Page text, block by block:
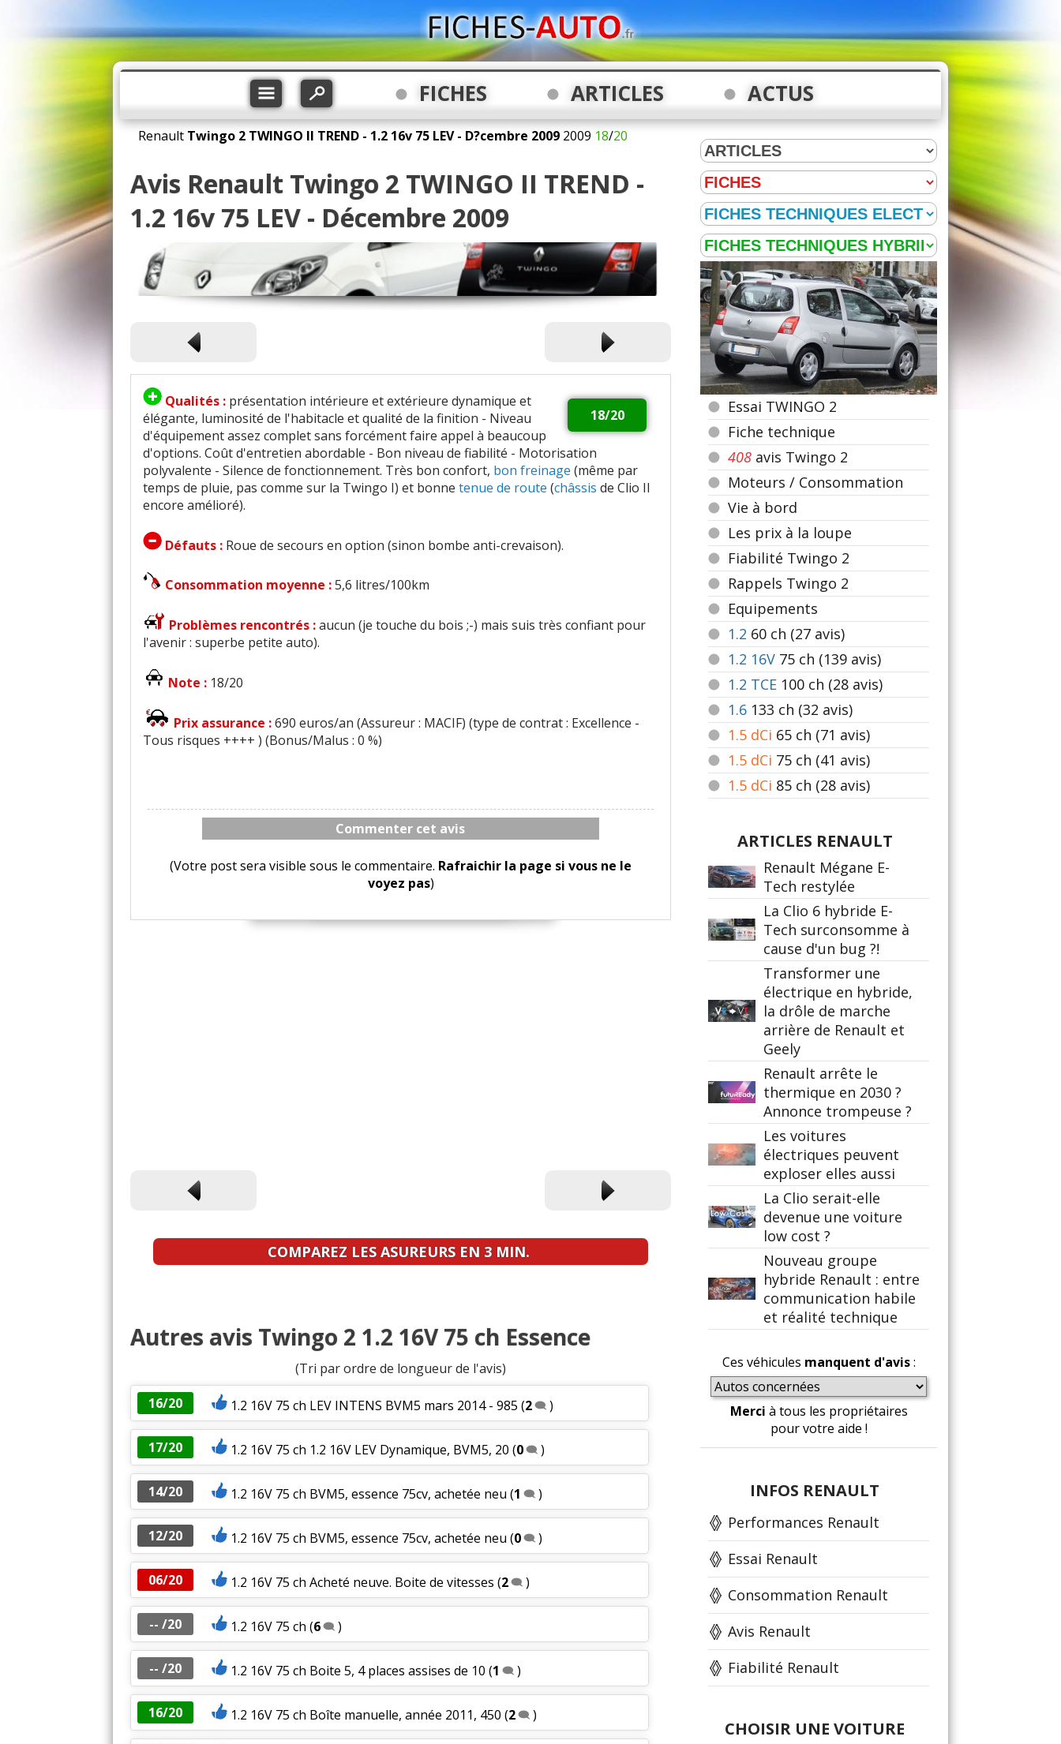
FICHES ARTICLES ACTUS
Renault Twingo 2 TWINGO II TREND - 1.2 16v 75 LEV - D?cembre 2009 2009 18/20
Avis Renault Twingo 2 TWINGO II TREND -
1.2 16v 75 LEV - Décembre 2009
18/20
Qualités : présentation intérieure et extérieure dynamique et
élégante, luminosité de l'habitacle et qualité de la finition - Niveau
d'équipement assez complet sans forcément faire appel à beaucoup
d'options. Coût d'entretien abordable - Bon niveau de fiabilité - Motorisation
polyvalente - Silence de fonctionnement. Très bon confort, bon freinage (même par
temps de pluie, pas comme sur la Twingo I) et bonne tenue de route (châssis de Clio II
encore amélioré).
Défauts : Roue de secours en option (sinon bombe anti-crevaison).
Consommation moyenne :5,6 litres/100km
Problèmes rencontrés :aucun (je touche du bois ;-) mais suis très confiant pour
l'avenir : superbe petite auto).
Note : 18/20
Prix assurance :690 euros/an (Assureur : MACIF) (type de contrat : Excellence -
Tous risques ++++ ) (Bonus/Malus : 0 %)
Commenter cet avis
(Votre post sera visible sous le commentaire. Rafraichir la page si vous ne le
voyez pas)
COMPAREZ LES ASUREURS EN 3 MIN.
Autres avis Twingo 2 1.2 16V 75 ch Essence
(Tri par ordre de longueur de l'avis)
16/20
1.2 16V 75 ch LEV INTENS BVM5 mars 2014 - 985 (2 )
17/20 1.2 16V 75 ch 1.2 16V LEV Dynamique, BVM5, 20 (0 )
14/20 1.2 16V 75 ch BVM5, essence 75cv, achetée neu (1 )
12/20 1.2 16V 75 ch BVM5, essence 75cv, achetée neu (0 )
06/20 1.2 16V 75 ch Acheté neuve. Boite de vitesses (2 )
-- /20 1.2 16V 75 ch (6 )
-- /20 1.2 16V 75 ch Boite 5, 4 places assises de 10 (1 )
16/20 1.2 16V 75 ch Boîte manuelle, année 2011, 450 (2 )
Essai TWINGO 2
Fiche technique
408 avis Twingo 2
Moteurs / Consommation
Vie à bord
Les prix à la loupe
Fiabilité Twingo 2
Rappels Twingo 2
Equipements
1.2 60 ch (27 avis)
1.2 16V 75 ch (139 avis)
1.2 TCE 100 ch (28 avis)
1.6 133 ch (32 avis)
1.5 dCi 65 ch (71 avis)
1.5 dCi 75 ch (41 avis)
1.5 dCi 85 ch (28 avis)
ARTICLES RENAULT
Renault Mégane E-
Tech restylée
La Clio 6 hybride E-
Tech surconsomme à
cause d'un bug ?!
Transformer une
électrique en hybride,
la drôle de marche
arrière de Renault et
Geely
Renault arrête le
thermique en 2030 ?
Annonce trompeuse ?
Les voitures
électriques peuvent
exploser elles aussi
La Clio serait-elle
devenue une voiture
low cost ?
Nouveau groupe
hybride Renault : entre
communication habile
et réalité technique
Ces véhicules manquent d'avis:
Merci à tous les propriétaires
pour votre aide !
INFOS RENAULT
Performances Renault
Essai Renault
Consommation Renault
Avis Renault
Fiabilité Renault
CHOISIR UNE VOITURE